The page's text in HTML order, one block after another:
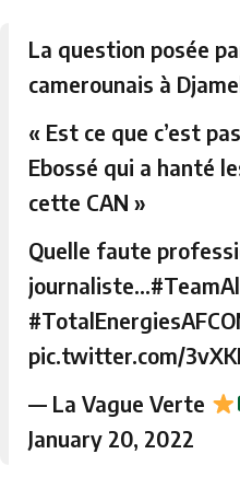
La question posée
camerounais à
« Est ce que c’est
Ebossé qui a hanté
cette CAN »
Quelle faute
journaliste…
pic.twitter.com/
— La Vague Verte
January 20, 2022